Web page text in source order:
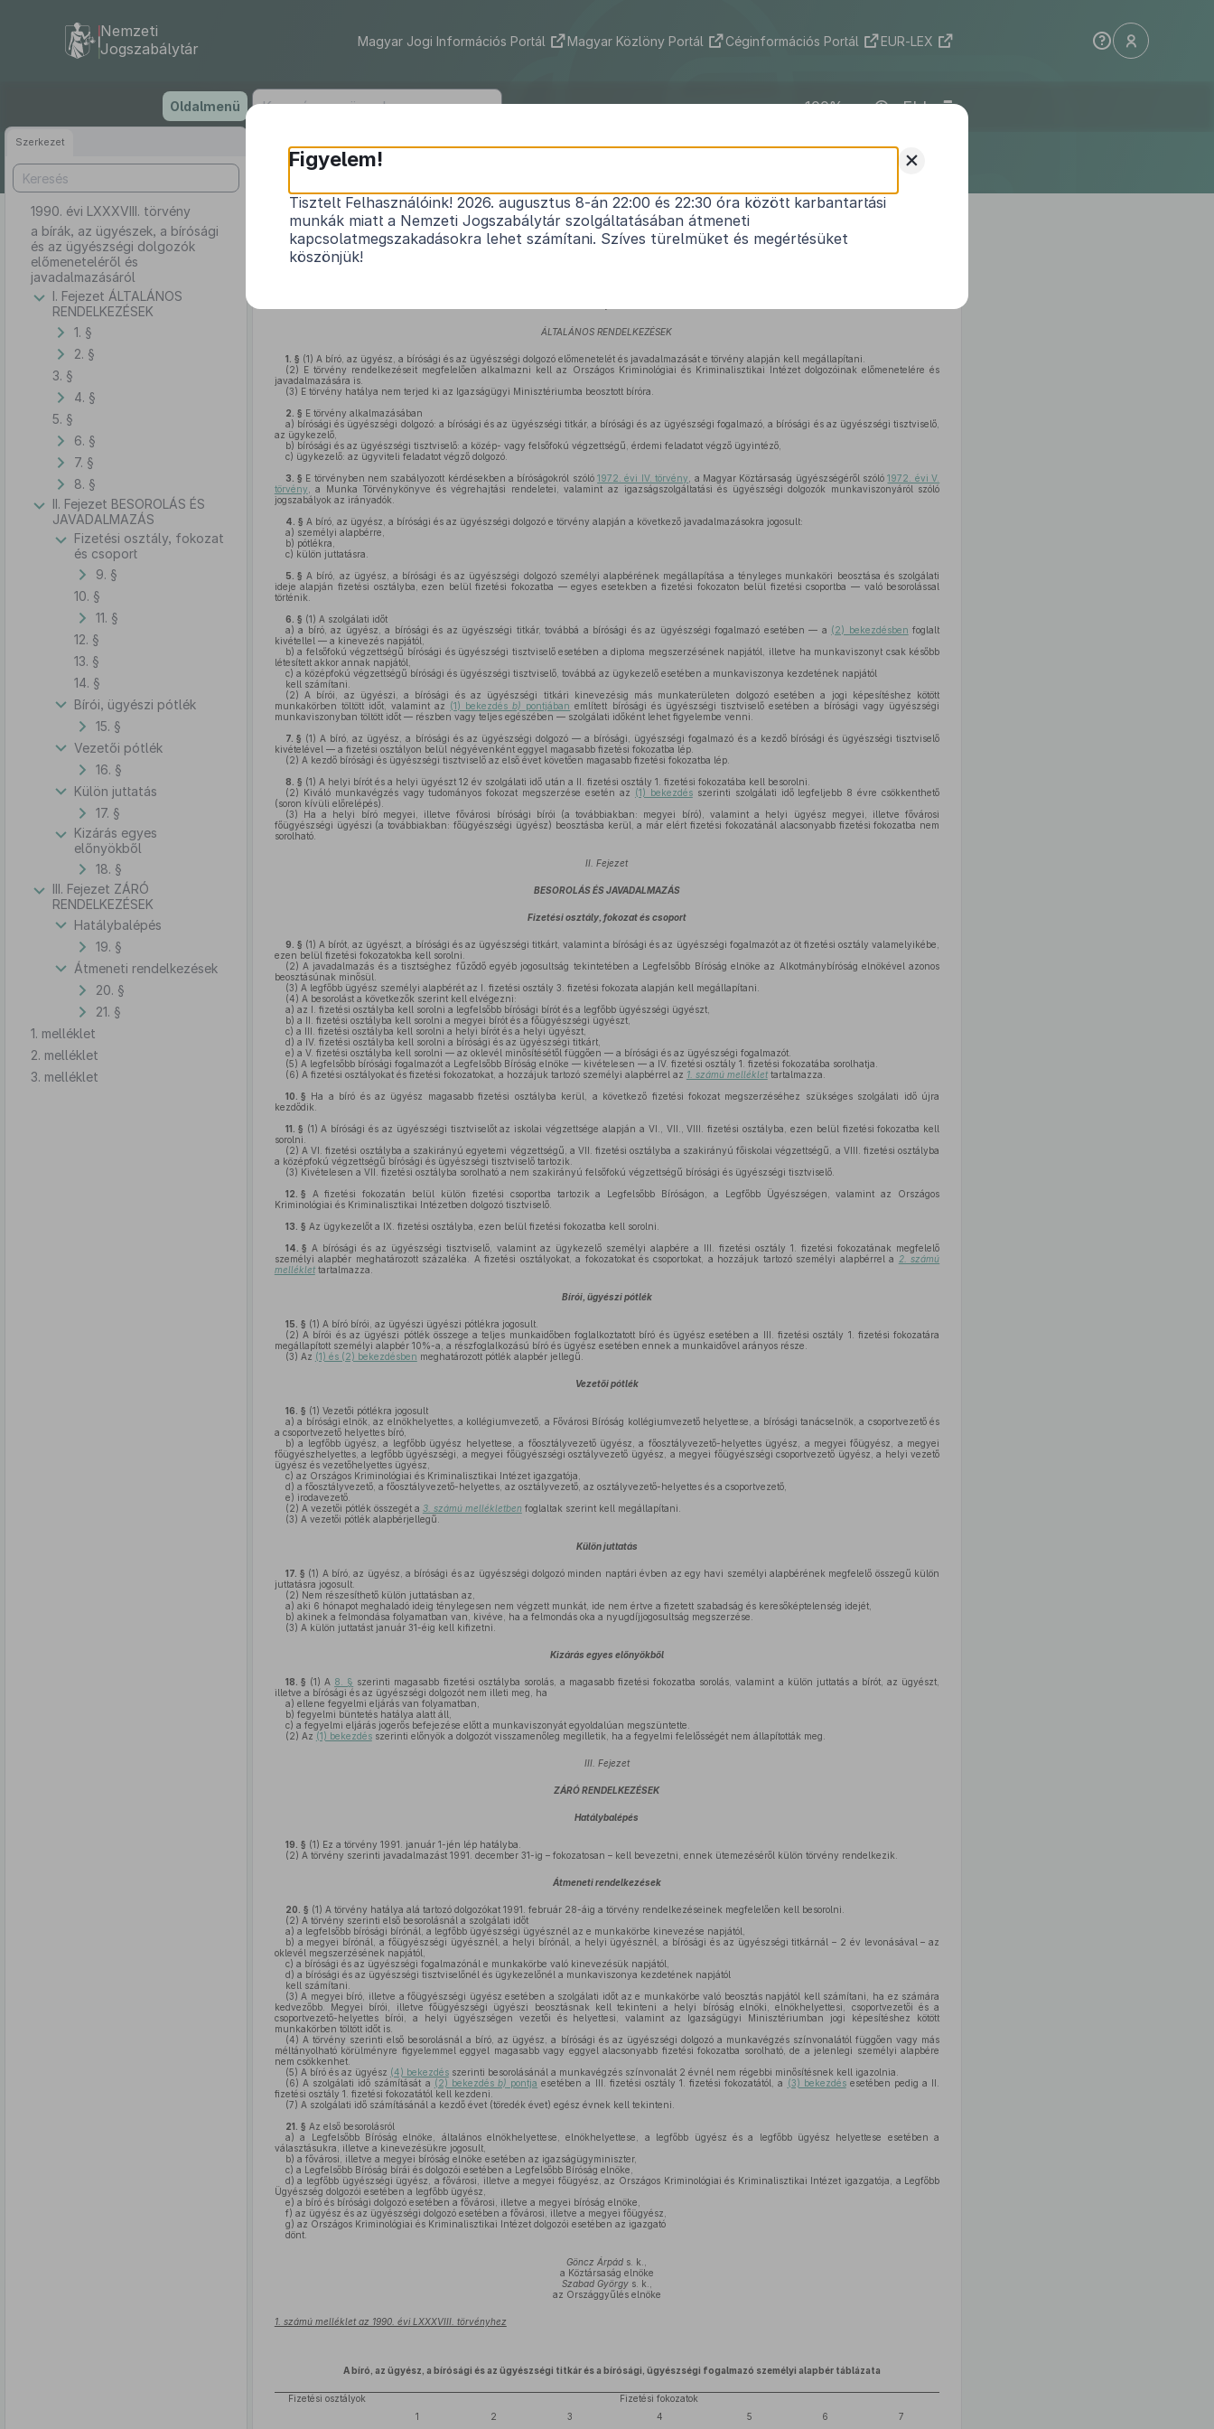
tartalomra
Nemzeti
Jogszabálytár
Magyar Jogi Információs Portál Magyar Közlöny Portál Céginformációs Portál EUR-LEX
Oldalmenü ELI
Szerkezet
1990. évi LXXXVIII. törvény
a bírák, az ügyészek, a bírósági
és az ügyészségi dolgozók
előmeneteléről és
javadalmazásáról
I. Fejezet ÁLTALÁNOS
RENDELKEZÉSEK
1. §
2. §
3. §
4. §
5. §
6. §
7. §
8. §
II. Fejezet BESOROLÁS ÉS
JAVADALMAZÁS
Fizetési osztály, fokozat
és csoport
9. §
10. §
11. §
12. §
13. §
14. §
Bírói, ügyészi pótlék
15. §
Vezetői pótlék
16. §
Külön juttatás
17. §
Kizárás egyes
előnyökből
18. §
III. Fejezet ZÁRÓ
RENDELKEZÉSEK
Hatálybalépés
19. §
Átmeneti rendelkezések
20. §
21. §
1. melléklet
2. melléklet
3. melléklet
1990. évi LXXXVIII. TÖRVÉNY
a bírák, az ügyészek, a bírósági és az ügyészségi dolgozók előmeneteléről és
javadalmazásáról1
ÁLTALÁNOS RENDELKEZÉSEK
1. § (1) A bíró, az ügyész, a bírósági és az ügyészségi dolgozó előmenetelét és javadalmazását e törvény alapján kell megállapítani.
(2) E törvény rendelkezéseit megfelelően alkalmazni kell az Országos Kriminológiai és Kriminalisztikai Intézet dolgozóinak előmenetelére és
javadalmazására is.
(3) E törvény hatálya nem terjed ki az Igazságügyi Minisztériumba beosztott bíróra.
2. § E törvény alkalmazásában
a) bírósági és ügyészségi dolgozó: a bírósági és az ügyészségi titkár, a bírósági és az ügyészségi fogalmazó, a bírósági és az ügyészségi tisztviselő,
az ügykezelő,
b) bírósági és az ügyészségi tisztviselő: a közép- vagy felsőfokú végzettségű, érdemi feladatot végző ügyintéző,
c) ügykezelő: az ügyviteli feladatot végző dolgozó.
3. § E törvényben nem szabályozott kérdésekben a bíróságokról szóló1972. évi IV. törvény , a Magyar Köztársaság ügyészségéről szóló1972. évi V.
törvény , a Munka Törvénykönyve és végrehajtási rendeletei, valamint az igazságszolgáltatási és ügyészségi dolgozók munkaviszonyáról szóló
jogszabályok az irányadók.
4. § A bíró, az ügyész, a bírósági és az ügyészségi dolgozó e törvény alapján a következő javadalmazásokra jogosult:
a) személyi alapbérre,
b) pótlékra,
c) külön juttatásra.
5. § A bíró, az ügyész, a bírósági és az ügyészségi dolgozó személyi alapbérének megállapítása a tényleges munkaköri beosztása és szolgálati
ideje alapján fizetési osztályba, ezen belül fizetési fokozatba — egyes esetekben a fizetési fokozaton belül fizetési csoportba — való besorolással
történik.
6. § (1) A szolgálati időt
a) a bíró, az ügyész, a bírósági és az ügyészségi titkár, továbbá a bírósági és az ügyészségi fogalmazó esetében — a (2) bekezdésben foglalt
kivétellel — a kinevezés napjától,
b) a felsőfokú végzettségű bírósági és ügyészségi tisztviselő esetében a diploma megszerzésének napjától, illetve ha munkaviszonyt csak később
létesített akkor annak napjától,
c) a középfokú végzettségű bírósági és ügyészségi tisztviselő, továbbá az ügykezelő esetében a munkaviszonya kezdetének napjától
kell számítani.
(2) A bírói, az ügyészi, a bírósági és az ügyészségi titkári kinevezésig más munkaterületen dolgozó esetében a jogi képesítéshez kötött
munkakörben töltött időt, valamint az (1) bekezdésb) pontjában említett bírósági és ügyészségi tisztviselő esetében a bírósági vagy ügyészségi
munkaviszonyban töltött időt — részben vagy teljes egészében — szolgálati időként lehet figyelembe venni.
7. § (1) A bíró, az ügyész, a bírósági és az ügyészségi dolgozó — a bírósági, ügyészségi fogalmazó és a kezdő bírósági és ügyészségi tisztviselő
kivételével — a fizetési osztályon belül négyévenként eggyel magasabb fizetési fokozatba lép.
(2) A kezdő bírósági és ügyészségi tisztviselő az első évet követően magasabb fizetési fokozatba lép.
8. § (1) A helyi bírót és a helyi ügyészt 12 év szolgálati idő után a II. fizetési osztály 1. fizetési fokozatába kell besorolni.
(2) Kiváló munkavégzés vagy tudományos fokozat megszerzése esetén az (1) bekezdésszerinti szolgálati idő legfeljebb 8 évre csökkenthető
(soron kívüli előrelépés).
(3) Ha a helyi bíró megyei, illetve fővárosi bírósági bírói (a továbbiakban: megyei bíró), valamint a helyi ügyész megyei, illetve fővárosi
főügyészségi ügyészi (a továbbiakban: főügyészségi ügyész) beosztásba kerül, a már elért fizetési fokozatánál alacsonyabb fizetési fokozatba nem
sorolható.
II. Fejezet
BESOROLÁS ÉS JAVADALMAZÁS
Fizetési osztály, fokozat és csoport
9. § (1) A bírót, az ügyészt, a bírósági és az ügyészségi titkárt, valamint a bírósági és az ügyészségi fogalmazót az öt fizetési osztály valamelyikébe,
ezen belül fizetési fokozatokba kell sorolni.
(2) A javadalmazás és a tisztséghez fűződő egyéb jogosultság tekintetében a Legfelsőbb Bíróság elnöke az Alkotmánybíróság elnökével azonos
beosztásúnak minősül.
(3) A legfőbb ügyész személyi alapbérét az I. fizetési osztály 3. fizetési fokozata alapján kell megállapítani.
(4) A besorolást a következők szerint kell elvégezni:
a) az I. fizetési osztályba kell sorolni a legfelsőbb bírósági bírót és a legfőbb ügyészségi ügyészt,
b) a II. fizetési osztályba kell sorolni a megyei bírót és a főügyészségi ügyészt,
c) a III. fizetési osztályba kell sorolni a helyi bírót és a helyi ügyészt,
d) a IV. fizetési osztályba kell sorolni a bírósági és az ügyészségi titkárt,
e) a V. fizetési osztályba kell sorolni — az oklevél minősítésétől függően — a bírósági és az ügyészségi fogalmazót.
(5) A legfelsőbb bírósági fogalmazót a Legfelsőbb Bíróság elnöke — kivételesen — a IV. fizetési osztály 1. fizetési fokozatába sorolhatja.
(6) A fizetési osztályokat és fizetési fokozatokat, a hozzájuk tartozó személyi alapbérrel az 1. számú melléklettartalmazza.
10. § Ha a bíró és az ügyész magasabb fizetési osztályba kerül, a következő fizetési fokozat megszerzéséhez szükséges szolgálati idő újra
kezdődik.
11. § (1) A bírósági és az ügyészségi tisztviselőt az iskolai végzettsége alapján a VI., VII., VIII. fizetési osztályba, ezen belül fizetési fokozatba kell
sorolni.
(2) A VI. fizetési osztályba a szakirányú egyetemi végzettségű, a VII. fizetési osztályba a szakirányú főiskolai végzettségű, a VIII. fizetési osztályba
a középfokú végzettségű bírósági és ügyészségi tisztviselő tartozik.
(3) Kivételesen a VII. fizetési osztályba sorolható a nem szakirányú felsőfokú végzettségű bírósági és ügyészségi tisztviselő.
12. § A fizetési fokozatán belül külön fizetési csoportba tartozik a Legfelsőbb Bíróságon, a Legfőbb Ügyészségen, valamint az Országos
Kriminológiai és Kriminalisztikai Intézetben dolgozó tisztviselő.
13. § Az ügykezelőt a IX. fizetési osztályba, ezen belül fizetési fokozatba kell sorolni.
14. § A bírósági és az ügyészségi tisztviselő, valamint az ügykezelő személyi alapbére a III. fizetési osztály 1. fizetési fokozatának megfelelő
személyi alapbér meghatározott százaléka. A fizetési osztályokat, a fokozatokat és csoportokat, a hozzájuk tartozó személyi alapbérrel a 2. számú
melléklettartalmazza.
Bírói, ügyészi pótlék
15. § (1) A bíró bírói, az ügyészi ügyészi pótlékra jogosult.
(2) A bírói és az ügyészi pótlék összege a teljes munkaidőben foglalkoztatott bíró és ügyész esetében a III. fizetési osztály 1. fizetési fokozatára
megállapított személyi alapbér 10%-a, a részfoglalkozású bíró és ügyész esetében ennek a munkaidővel arányos része.
(3) Az (1) és (2) bekezdésben meghatározott pótlék alapbér jellegű.
Vezetői pótlék
16. § (1) Vezetői pótlékra jogosult
a) a bírósági elnök, az elnökhelyettes, a kollégiumvezető, a Fővárosi Bíróság kollégiumvezető helyettese, a bírósági tanácselnök, a csoportvezető és
a csoportvezető helyettes bíró,
b) a legfőbb ügyész, a legfőbb ügyész helyettese, a főosztályvezető ügyész, a főosztályvezető-helyettes ügyész, a megyei főügyész, a megyei
főügyészhelyettes, a legfőbb ügyészségi, a megyei főügyészségi osztályvezető ügyész, a megyei főügyészségi csoportvezető ügyész, a helyi vezető
ügyész és vezetőhelyettes ügyész,
c) az Országos Kriminológiai és Kriminalisztikai Intézet igazgatója,
d) a főosztályvezető, a főosztályvezető-helyettes, az osztályvezető, az osztályvezető-helyettes és a csoportvezető,
e) irodavezető.
(2) A vezetői pótlék összegét a 3. számú mellékletben foglaltak szerint kell megállapítani.
(3) A vezetői pótlék alapbérjellegű.
Külön juttatás
17. § (1) A bíró, az ügyész, a bírósági és az ügyészségi dolgozó minden naptári évben az egy havi személyi alapbérének megfelelő összegű külön
juttatásra jogosult.
(2) Nem részesíthető külön juttatásban az,
a) aki 6 hónapot meghaladó ideig ténylegesen nem végzett munkát, ide nem értve a fizetett szabadság és keresőképtelenség idejét,
b) akinek a felmondása folyamatban van, kivéve, ha a felmondás oka a nyugdíjjogosultság megszerzése.
(3) A külön juttatást január 31-éig kell kifizetni.
Kizárás egyes előnyökből
18. § (1) A 8. § szerinti magasabb fizetési osztályba sorolás, a magasabb fizetési fokozatba sorolás, valamint a külön juttatás a bírót, az ügyészt,
illetve a bírósági és az ügyészségi dolgozót nem illeti meg, ha
a) ellene fegyelmi eljárás van folyamatban,
b) fegyelmi büntetés hatálya alatt áll,
c) a fegyelmi eljárás jogerős befejezése előtt a munkaviszonyát egyoldalúan megszüntette.
(2) Az (1) bekezdésszerinti előnyök a dolgozót visszamenőleg megilletik, ha a fegyelmi felelősségét nem állapították meg.
III. Fejezet
ZÁRÓ RENDELKEZÉSEK
Hatálybalépés
19. § (1) Ez a törvény 1991. január 1-jén lép hatályba.
(2) A törvény szerinti javadalmazást 1991. december 31-ig – fokozatosan – kell bevezetni, ennek ütemezéséről külön törvény rendelkezik.
Átmeneti rendelkezések
20. § (1) A törvény hatálya alá tartozó dolgozókat 1991. február 28-áig a törvény rendelkezéseinek megfelelően kell besorolni.
(2) A törvény szerinti első besorolásnál a szolgálati időt
a) a legfelsőbb bírósági bírónál, a legfőbb ügyészségi ügyésznél az e munkakörbe kinevezése napjától,
b) a megyei bírónál, a főügyészségi ügyésznél, a helyi bírónál, a helyi ügyésznél, a bírósági és az ügyészségi titkárnál – 2 év levonásával – az
oklevél megszerzésének napjától,
c) a bírósági és az ügyészségi fogalmazónál e munkakörbe való kinevezésük napjától,
d) a bírósági és az ügyészségi tisztviselőnél és ügykezelőnél a munkaviszonya kezdetének napjától
kell számítani.
(3) A megyei bíró, illetve a főügyészségi ügyész esetében a szolgálati időt az e munkakörbe való beosztás napjától kell számítani, ha ez számára
kedvezőbb. Megyei bírói, illetve főügyészségi ügyészi beosztásnak kell tekinteni a helyi bíróság elnöki, elnökhelyettesi, csoportvezetői és a
csoportvezető-helyettes bírói, a helyi ügyészségen vezetői és helyettesi, valamint az Igazságügyi Minisztériumban jogi képesítéshez kötött
munkakörben töltött időt is.
(4) A törvény szerinti első besorolásnál a bíró, az ügyész, a bírósági és az ügyészségi dolgozó a munkavégzés színvonalától függően vagy más
méltányolható körülményre figyelemmel eggyel magasabb vagy eggyel alacsonyabb fizetési fokozatba sorolható, de a jelenlegi személyi alapbére
nem csökkenhet.
(5) A bíró és az ügyész (4) bekezdésszerinti besorolásánál a munkavégzés színvonalát 2 évnél nem régebbi minősítésnek kell igazolnia.
(6) A szolgálati idő számítását a (2) bekezdés b) pontja esetében a III. fizetési osztály 1. fizetési fokozatától, a (3) bekezdésesetében pedig a II.
fizetési osztály 1. fizetési fokozatától kell kezdeni.
(7) A szolgálati idő számításánál a kezdő évet (töredék évet) egész évnek kell tekinteni.
21. § Az első besorolásról
a) a Legfelsőbb Bíróság elnöke, általános elnökhelyettese, elnökhelyettese, a legfőbb ügyész és a legfőbb ügyész helyettese esetében a
választásukra, illetve a kinevezésükre jogosult,
b) a fővárosi, illetve a megyei bíróság elnöke esetében az igazságügyminiszter,
c) a Legfelsőbb Bíróság bírái és dolgozói esetében a Legfelsőbb Bíróság elnöke,
d) a legfőbb ügyészségi ügyész, a fővárosi, illetve a megyei főügyész, az Országos Kriminológiai és Kriminalisztikai Intézet igazgatója, a Legfőbb
Ügyészség dolgozói esetében a legfőbb ügyész,
e) a bíró és bírósági dolgozó esetében a fővárosi, illetve a megyei bíróság elnöke,
f) az ügyész és az ügyészségi dolgozó esetében a fővárosi, illetve a megyei főügyész,
g) az Országos Kriminológiai és Kriminalisztikai Intézet dolgozói esetében az igazgató
dönt.
Göncz Árpád s. k.,
a Köztársaság elnöke
Szabad Györgys. k.,
az Országgyűlés elnöke
1. számú melléklet az 1990. évi LXXXVIII. törvényhez
A bíró, az ügyész, a bírósági és az ügyészségi titkár és a bírósági, ügyészségi fogalmazó személyi alapbér táblázata
Fizetési osztályok
Fizetési fokozatok
1
2 3 4 5 6
7
+
Figyelem!
Tisztelt Felhasználóink! 2026. augusztus 8-án 22:00 és 22:30 óra között karbantartási
munkák miatt a Nemzeti Jogszabálytár szolgáltatásában átmeneti
kapcsolatmegszakadásokra lehet számítani. Szíves türelmüket és megértésüket
köszönjük!